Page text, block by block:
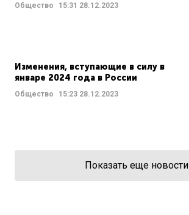
Общество 15:31 28.12.2023
Изменения, вступающие в силу в
январе 2024 года в России
Общество 15:23 28.12.2023
Показать еще новости